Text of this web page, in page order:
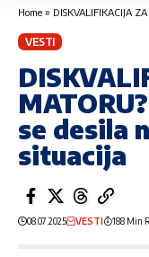
Home » DISKVALIFIKACIJA ZA
VESTI
se desila
situacija
08.07.2025 VESTI 188 Min